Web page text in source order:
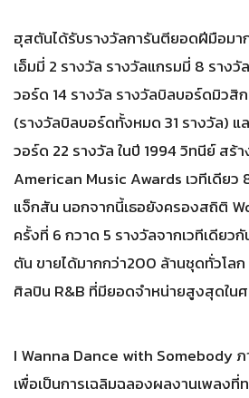
ฮุสตันได้รับรางวัลการันตียอดฝีมือมาก
เอ็มมี่ 2 รางวัล รางวัลแกรมมี่ 8 ราง
วอร์ด 14 รางวัล รางวัลบิลบอร์ดมิวสิ
(รางวัลบิลบอร์ดทั้งหมด 31 รางวัล) แ
วอร์ด 22 รางวัล ในปี 1994 วิทนีย์ สร้
American Music Awards เวทีเดียว
แจ็กสัน นอกจากนี้เธอยังครองสถิติ
ครั้งที่ 6 กวาด 5 รางวัลจากเวทีเดียว
ตัน ขายได้มากกว่า200 ล้านชุดทั่วโลก
ศิลปิน R&B ที่มียอดจำหน่ายสูงสุดใน
I Wanna Dance with Somebody
เพื่อเป็นการเฉลิมฉลองผลงานเพลง